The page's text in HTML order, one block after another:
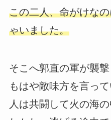
この二人、命がけな
ゃいました。
そこへ郭直の軍が襲撃
もはや敵味方を言っ
人は共闘して火の海の